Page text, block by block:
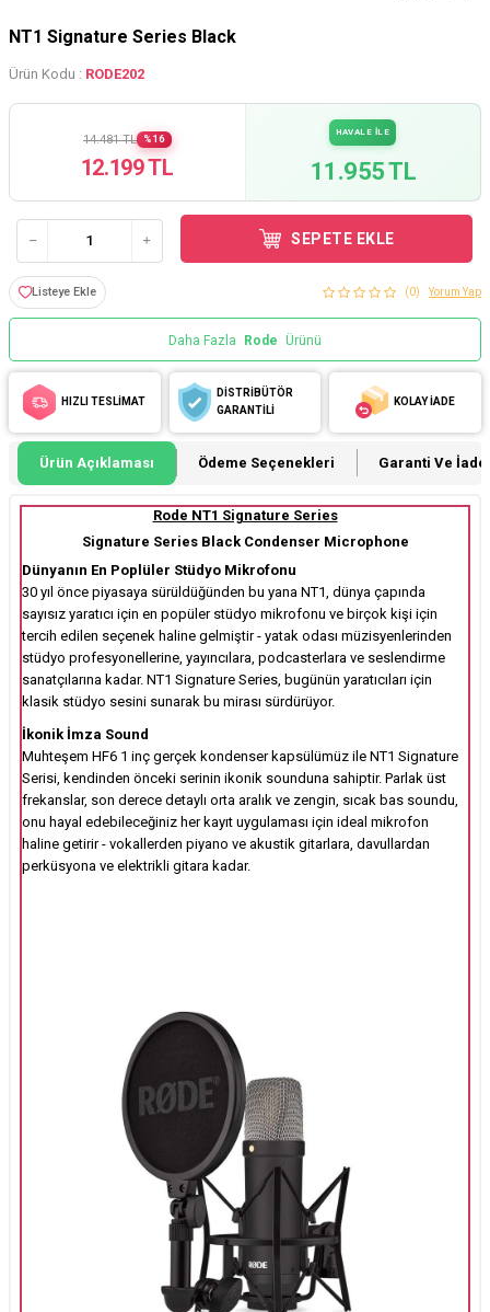
NT1 Signature Series Black
Ürün Kodu : RODE202
14.481 TL %16
12.199 TL
HAVALE İLE
11.955 TL
SEPETE EKLE
Listeye Ekle (0) Yorum Yap
Daha Fazla Rode Ürünü
HIZLI TESLİMAT
DİSTRİBÜTÖR
GARANTİLİ
KOLAY İADE
Ürün Açıklaması Ödeme Seçenekleri Garanti Ve İade
Rode NT1 Signature Series
Signature Series Black Condenser Microphone
Dünyanın En Poplüler Stüdyo Mikrofonu
30 yıl önce piyasaya sürüldüğünden bu yana NT1, dünya çapında
sayısız yaratıcı için en popüler stüdyo mikrofonu ve birçok kişi için
tercih edilen seçenek haline gelmiştir - yatak odası müzisyenlerinden
stüdyo profesyonellerine, yayıncılara, podcasterlara ve seslendirme
sanatçılarına kadar. NT1 Signature Series, bugünün yaratıcıları için
klasik stüdyo sesini sunarak bu mirası sürdürüyor.
İkonik İmza Sound
Muhteşem HF6 1 inç gerçek kondenser kapsülümüz ile NT1 Signature
Serisi, kendinden önceki serinin ikonik sounduna sahiptir. Parlak üst
frekanslar, son derece detaylı orta aralık ve zengin, sıcak bas soundu,
onu hayal edebileceğiniz her kayıt uygulaması için ideal mikrofon
haline getirir - vokallerden piyano ve akustik gitarlara, davullardan
perküsyona ve elektrikli gitara kadar.